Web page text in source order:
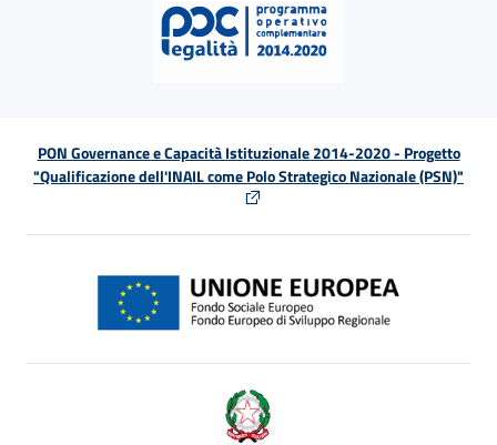
PON Governance e Capacità Istituzionale 2014-2020 - Progetto
"Qualificazione dell'INAIL come Polo Strategico Nazionale (PSN)"